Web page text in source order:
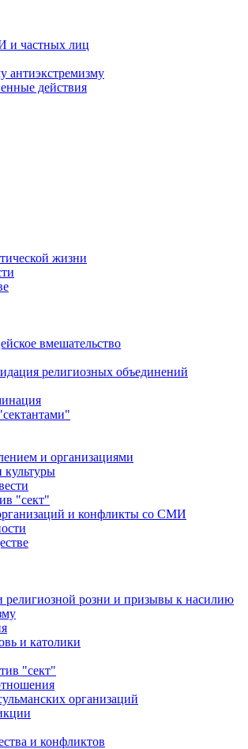
и частных лиц
антиэкстремизму
действия
жизни
вмешательство
религиозных объединений
и организациями
"сект"
и конфликты со СМИ
религиозной розни и призывы к насилию
и католики
"сект"
организаций
и конфликтов